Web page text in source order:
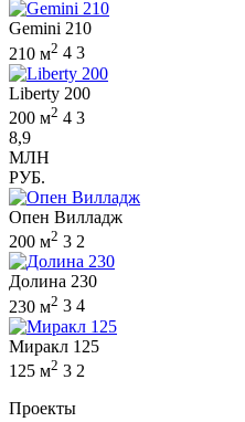
Gemini 210
210 м2 4 3
Liberty 200
200 м2 4 3
8,9
МЛН
РУБ.
Опен Вилладж
200 м2 3 2
Долина 230
230 м2 3 4
Миракл 125
125 м2 3 2
Проекты